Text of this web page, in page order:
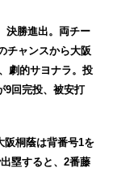
決勝進出。両チー
チャンスから大阪
劇的サヨナラ。投
9回完投、被安打
阪桐蔭は背番号1を
塁すると、2番藤